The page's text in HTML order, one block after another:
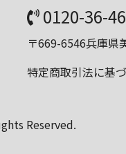
0120-36-
〒669-6546兵庫県
特定商取引法に基
Reserved.